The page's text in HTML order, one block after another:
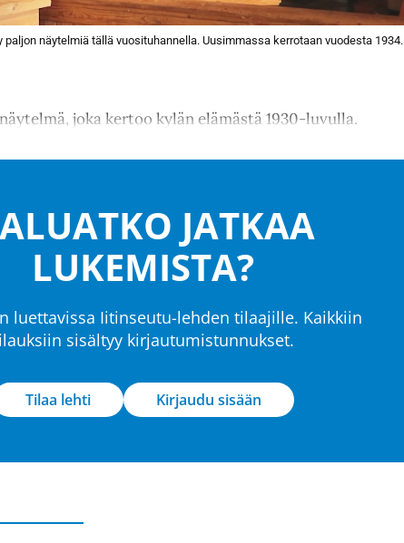
paljon näytelmiä tällä vuosituhannella. Uusimmassa kerrotaan vuodesta 1934.
joka kertoo kylän elämästä 1930-luvulla.
JATKAA
LUKEMISTA?
luettavissa Iitinseutu-lehden tilaajille. Kaikkiin
sisältyy kirjautumistunnukset.
Tilaa lehti Kirjaudu sisään